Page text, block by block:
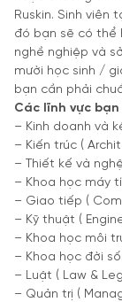
Ruskin. Sinh viên
đó bạn sẽ có thể
nghề nghiệp và
mười học sinh /
bạn cần phải
Các lĩnh vực
– Kinh doanh và
– Kiến trúc (
– Thiết kế và
– Khoa học máy
– Giao tiếp (
– Kỹ thuật (
– Khoa học môi
– Khoa học đời
– Luật ( Law &
– Quản trị (